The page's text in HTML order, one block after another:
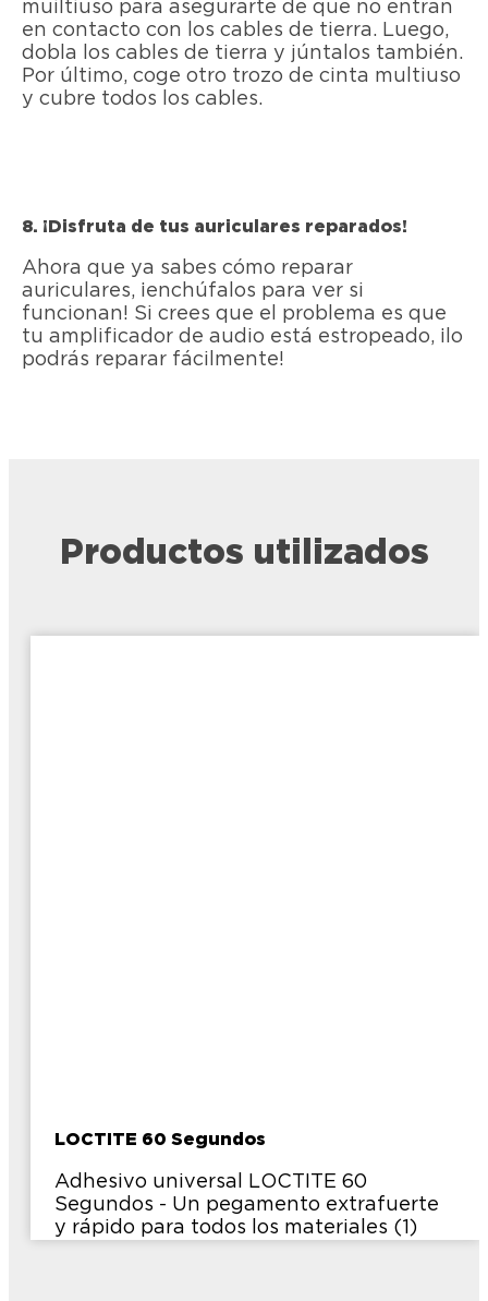
muiltiuso para asegurarte de que no entran
en contacto con los cables de tierra. Luego,
dobla los cables de tierra y júntalos también.
Por último, coge otro trozo de cinta multiuso
y cubre todos los cables.
8. ¡Disfruta de tus auriculares reparados!
Ahora que ya sabes cómo reparar
auriculares, ¡enchúfalos para ver si
funcionan! Si crees que el problema es que
tu amplificador de audio está estropeado, ¡lo
podrás reparar fácilmente!
Productos utilizados
LOCTITE 60 Segundos
Adhesivo universal LOCTITE 60
Segundos - Un pegamento extrafuerte
y rápido para todos los materiales (1)